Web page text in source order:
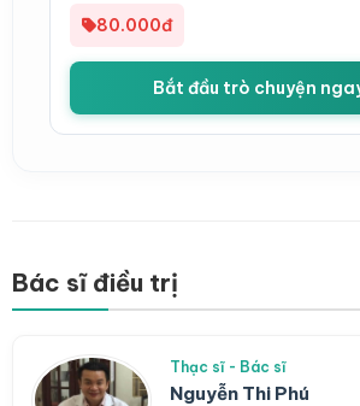
80.000đ
Bắt đầu trò chuyện
Bác sĩ điều trị
Thạc sĩ - Bác sĩ
Nguyễn Thi Phú